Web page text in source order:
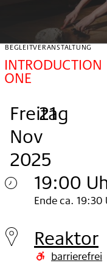
BEGLEITVERANSTALTUNG
ONE
Freitag
, 21
.
Nov
2025
.
19:00
Freitag
21.
Nov
Ende ca. 19:30
Reaktor
barrierefrei